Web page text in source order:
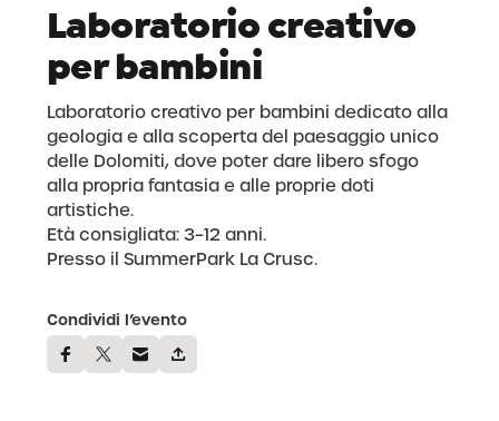
Laboratorio creativo
per bambini
Laboratorio creativo per bambini dedicato alla
geologia e alla scoperta del paesaggio unico
delle Dolomiti, dove poter dare libero sfogo
alla propria fantasia e alle proprie doti
artistiche.
Età consigliata: 3–12 anni.
Presso il SummerPark La Crusc.
Condividi l’evento